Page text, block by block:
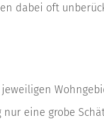
dabei oft
nur eine grobe